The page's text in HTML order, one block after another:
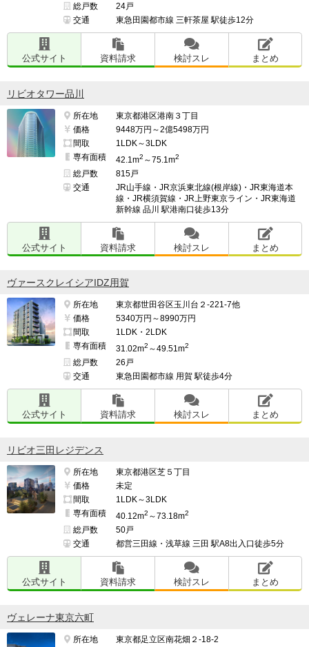
総戸数
24戸
交通
東急田園都市線 三軒茶屋 駅徒歩12分
公式サイト 資料請求 検討スレ まとめ
リビオタワー品川
所在地
東京都港区港南３丁目
価格
9448万円～2億5498万円
間取
1LDK～3LDK
専有面積
42.1m2 ～75.1m2
総戸数
815戸
交通
JR山手線・JR京浜東北線(根岸線)・JR東海道本
線・JR横須賀線・JR上野東京ライン・JR東海道
新幹線 品川 駅港南口徒歩13分
公式サイト 資料請求 検討スレ まとめ
ヴァースクレイシアIDZ用賀
所在地
東京都世田谷区玉川台２-221-7他
価格
5340万円～8990万円
間取
1LDK・2LDK
専有面積
31.02m2 ～49.51m2
総戸数
26戸
交通
東急田園都市線 用賀 駅徒歩4分
公式サイト 資料請求 検討スレ まとめ
リビオ三田レジデンス
所在地
東京都港区芝５丁目
価格
未定
間取
1LDK～3LDK
専有面積
40.12m2 ～73.18m2
総戸数
50戸
交通
都営三田線・浅草線 三田 駅A8出入口徒歩5分
公式サイト 資料請求 検討スレ まとめ
ヴェレーナ東京六町
所在地 東京都足立区南花畑２-18-2